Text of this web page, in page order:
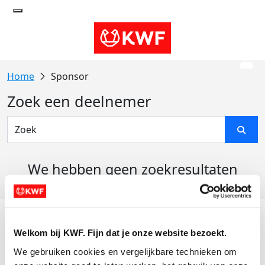
Welkom bij KWF. Fijn dat je onze website bezoekt.
We gebruiken cookies en vergelijkbare technieken om
Sponsor
Zoek een deelnemer
We hebben geen zoekresultaten
Actiematerialen
Evenementen